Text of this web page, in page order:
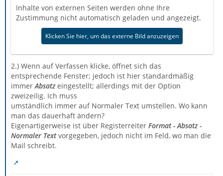
Inhalte von externen Seiten werden ohne Ihre
Zustimmung nicht automatisch geladen und angezeigt.
Klicken Sie hier, um das externe Bild anzuzeigen
2.) Wenn auf Verfassen klicke, öffnet sich das
entsprechende Fenster; jedoch ist hier standardmäßig
immerAbsatzeingestellt; allerdings mit der Option
zweizeilig. Ich muss
umständlich immer auf Normaler Text umstellen. Wo kann
man das dauerhaft ändern?
Eigenartigerweise ist über Registerreiter Format - Absatz -
Normaler Textvorgegeben, jedoch nicht im Feld, wo man die
Mail schreibt.